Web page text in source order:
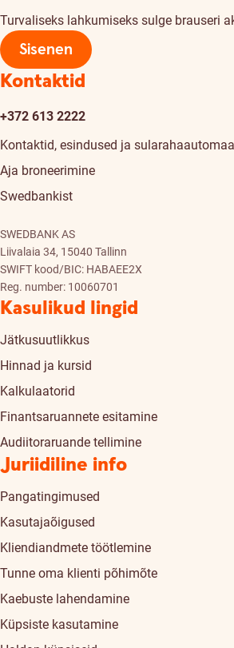
Turvaliseks lahkumiseks sulge brauseri
Sisenen
Kontaktid
+372 613 2222
Kontaktid, esindused ja
Aja broneerimine
Swedbankist
SWEDBANK AS
Liivalaia 34, 15040 Tallinn
SWIFT kood/BIC: HABAEE2X
Reg. number: 10060701
Kasulikud lingid
Jätkusuutlikkus
Hinnad ja kursid
Kalkulaatorid
Finantsaruannete esitamine
Audiitoraruande tellimine
Juriidiline info
Pangatingimused
Kasutajaõigused
Kliendiandmete töötlemine
Tunne oma klienti põhimõte
Kaebuste lahendamine
Küpsiste kasutamine